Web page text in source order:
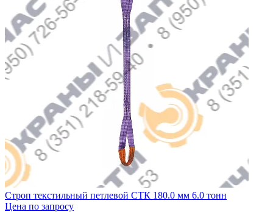
Строп текстильный петлевой СТК 180.0 мм 6.0 тонн
Цена по запросу